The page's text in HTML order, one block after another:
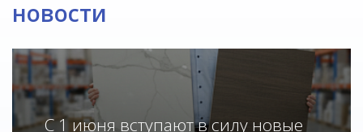
новости
С 1 июня вступают в силу новые